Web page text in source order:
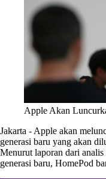
Apple Akan
Jakarta - Apple akan
generasi baru yang akan
Menurut laporan dari
generasi baru, HomePod